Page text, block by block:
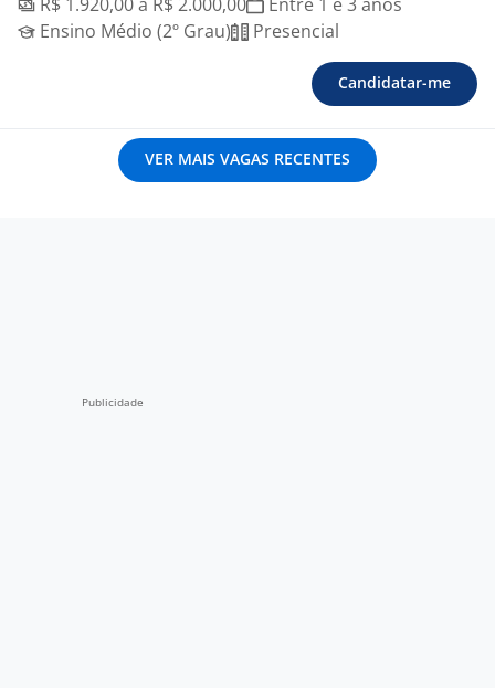
Ensino Médio (2º Grau)
Presencial
Candidatar-me
VER MAIS VAGAS RECENTES